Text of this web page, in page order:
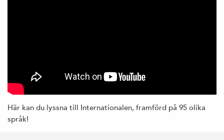
Här kan du lyssna till Internationalen, framförd på 95 olika
språk!